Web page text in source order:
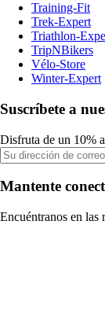
Training-Fit
Trek-Expert
Triathlon-
TripNBikers
Vélo-Store
Winter-Expert
Suscríbete a
Disfruta de un 10%
Mantente
Encuéntranos en las